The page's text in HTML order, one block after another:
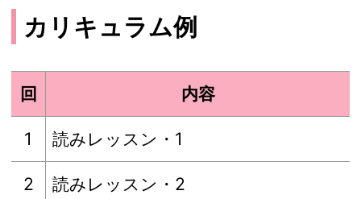
カリキュラム例
回 内容
1 読みレッスン・1
2 読みレッスン・2